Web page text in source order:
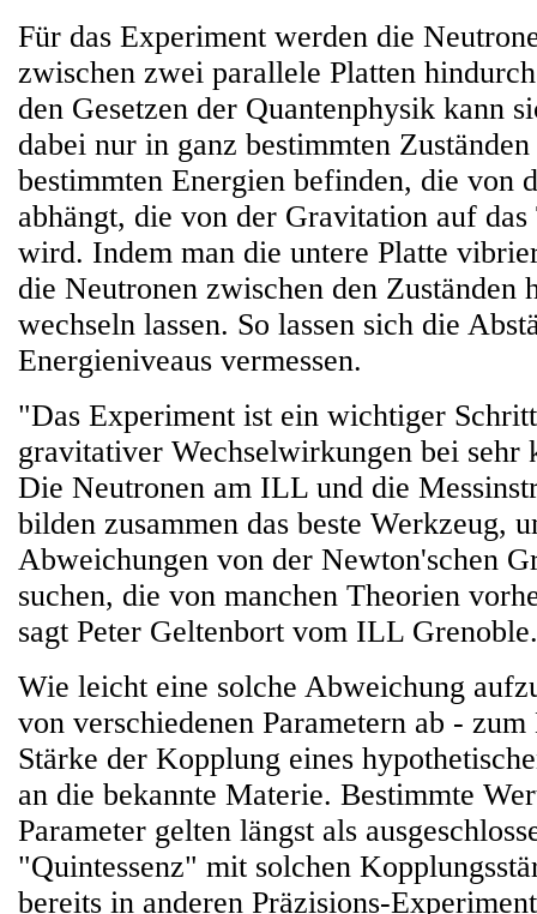
Für das Experiment werden die
zwischen zwei parallele Platten
den Gesetzen der Quantenphysik kann
dabei nur in ganz bestimmten
bestimmten Energien befinden, die von
abhängt, die von der Gravitation auf das
wird. Indem man die untere Platte
die Neutronen zwischen den Zuständen
wechseln lassen. So lassen sich die
Energieniveaus vermessen.
"Das Experiment ist ein wichtiger
gravitativer Wechselwirkungen bei sehr
Die Neutronen am ILL und die
bilden zusammen das beste Werkzeug,
Abweichungen von der Newton'schen
suchen, die von manchen Theorien
sagt Peter Geltenbort vom ILL Grenoble.
Wie leicht eine solche Abweichung
von verschiedenen Parametern ab -
Stärke der Kopplung eines
an die bekannte Materie. Bestimmte
Parameter gelten längst als
"Quintessenz" mit solchen
bereits in anderen Präzisions-